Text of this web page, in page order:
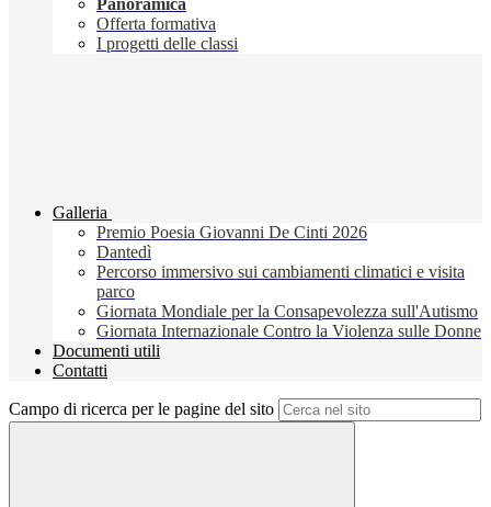
Panoramica
Offerta formativa
I progetti delle classi
Galleria
Premio Poesia Giovanni De Cinti 2026
Dantedì
Percorso immersivo sui cambiamenti climatici e visita
parco
Giornata Mondiale per la Consapevolezza sull'Autismo
Giornata Internazionale Contro la Violenza sulle Donne
Documenti utili
Contatti
Campo di ricerca per le pagine del sito